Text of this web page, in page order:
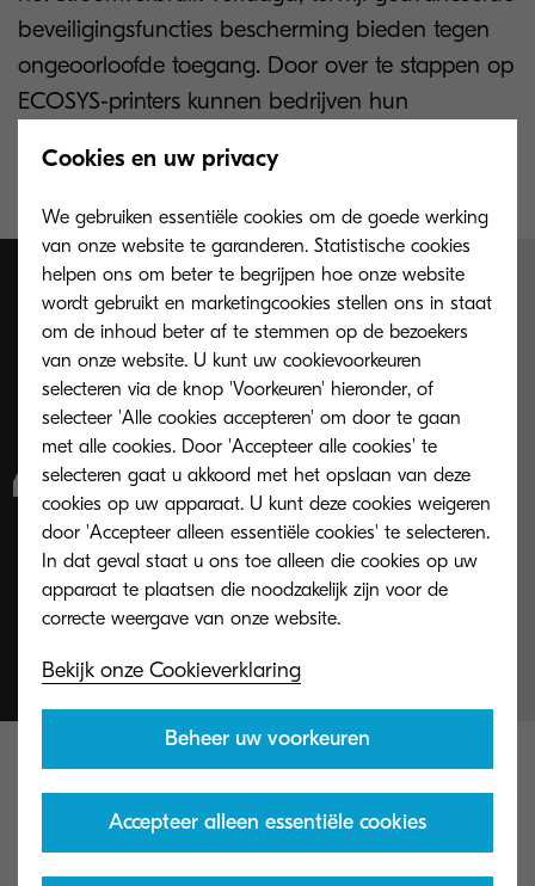
beveiligingsfuncties bescherming bieden tegen
ongeoorloofde toegang. Door over te stappen op
ECOSYS-printers kunnen bedrijven hun
en de impact op het milieu verminderen.
Bedrijven kunnen
tijdverspilling
tegengaan en de
efficiëntie van hun
werkprocessen
verbeteren”
Gebrek aan mogelijkheden
voor mobiel printen
Cookies en uw privacy
We gebruiken essentiële cookies om de goede werking
van onze website te garanderen. Statistische cookies
helpen ons om beter te begrijpen hoe onze website
wordt gebruikt en marketingcookies stellen ons in staat
om de inhoud beter af te stemmen op de bezoekers
van onze website. U kunt uw cookievoorkeuren
selecteren via de knop 'Voorkeuren' hieronder, of
selecteer 'Alle cookies accepteren' om door te gaan
met alle cookies. Door 'Accepteer alle cookies' te
selecteren gaat u akkoord met het opslaan van deze
cookies op uw apparaat. U kunt deze cookies weigeren
door 'Accepteer alleen essentiële cookies' te selecteren.
In dat geval staat u ons toe alleen die cookies op uw
apparaat te plaatsen die noodzakelijk zijn voor de
Bekijk onze Cookieverklaring
Beheer uw voorkeuren
Accepteer alleen essentiële cookies